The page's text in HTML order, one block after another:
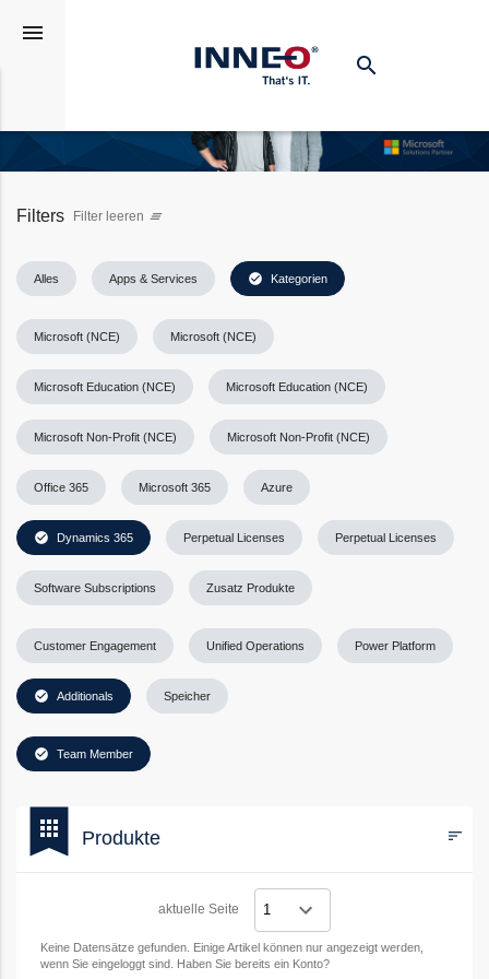
menu
Suchen
search
Filters Filter leeren clear_all
Alles Apps & Services check_circle Kategorien
Microsoft (NCE) Microsoft (NCE)
Microsoft Education (NCE) Microsoft Education (NCE)
Microsoft Non-Profit (NCE) Microsoft Non-Profit (NCE)
Office 365 Microsoft 365 Azure
check_circle Dynamics 365
Customer Engagement Unified Operations Power Platform
check_circle Additionals
check_circle Team Member
Speicher
Perpetual Licenses Perpetual Licenses
Software Subscriptions Zusatz Produkte
bookmark
apps Produkte sort
aktuelle Seite
Keine Datensätze gefunden. Einige Artikel können nur angezeigt werden,
wenn Sie eingeloggt sind. Haben Sie bereits ein Konto?